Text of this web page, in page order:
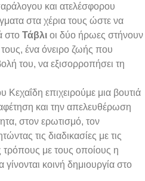
και ατελέσφορου
στα χέρια τους ώστε να
στο Τάβλι οι δύο ήρωες στήνουν
ένα όνειρο ζωής που
του, να εξισορροπήσει τη
Κεχαΐδη επιχειρούμε μια βουτιά
και την απελευθέρωση
στον ερωτισμό, τον
τις διαδικασίες με τις
τρόπους με τους οποίους η
κοινή δημιουργία στο